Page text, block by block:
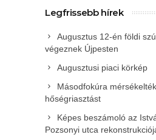
Legfrissebb hírek
Augusztus 12-én földi
végeznek Újpesten
Augusztusi piaci körkép
Másodfokúra
hőségriasztást
Képes beszámoló az
Pozsonyi utca